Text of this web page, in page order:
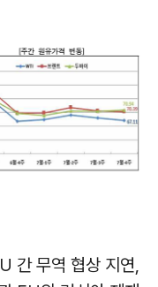
간 무역 협상 지연,